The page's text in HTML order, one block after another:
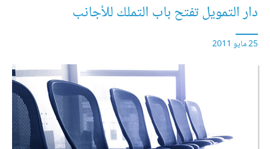
دار التمويل تفتح باب التملك للأجانب
25 مايو 2011